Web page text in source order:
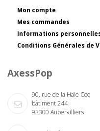
Mon compte
Mes commandes
Informations
Conditions Générales de
AxessPop
90, rue de la Haie Coq
bâtiment 244
93300 Aubervilliers